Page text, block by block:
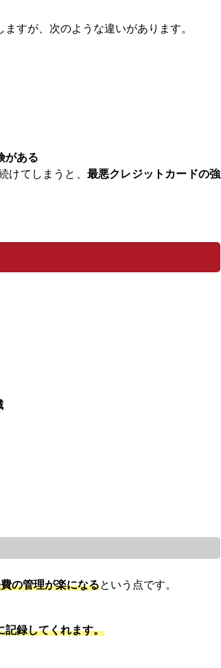
すが、次のような違いがあります。
がある
けてしまうと、 最悪クレジットカードの強
の管理が楽になるという点です。
記録してくれます。